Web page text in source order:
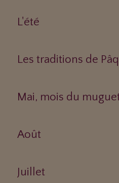
L'été
Les traditions de
Mai, mois du
Août
Juillet